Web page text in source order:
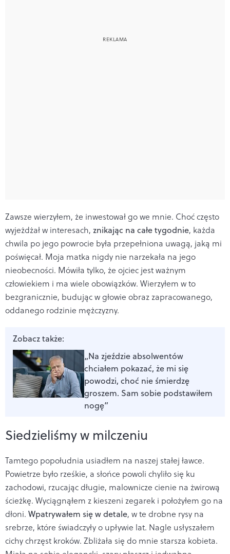
Zawsze wierzyłem, że inwestował go we mnie. Choć często
wyjeżdżał w interesach, znikając na całe tygodnie, każda
chwila po jego powrocie była przepełniona uwagą, jaką mi
poświęcał. Moja matka nigdy nie narzekała na jego
nieobecności. Mówiła tylko, że ojciec jest ważnym
człowiekiem i ma wiele obowiązków. Wierzyłem w to
bezgranicznie, budując w głowie obraz zapracowanego,
oddanego rodzinie mężczyzny.
Zobacz także:
„Na zjeździe absolwentów
chciałem pokazać, że mi się
powodzi, choć nie śmierdzę
groszem. Sam sobie podstawiłem
nogę”
Siedzieliśmy w milczeniu
Tamtego popołudnia usiadłem na naszej stałej ławce.
Powietrze było rześkie, a słońce powoli chyliło się ku
zachodowi, rzucając długie, malownicze cienie na żwirową
ścieżkę. Wyciągnąłem z kieszeni zegarek i położyłem go na
dłoni. Wpatrywałem się w detale, w te drobne rysy na
srebrze, które świadczyły o upływie lat. Nagle usłyszałem
cichy chrzęst kroków. Zbliżała się do mnie starsza kobieta.